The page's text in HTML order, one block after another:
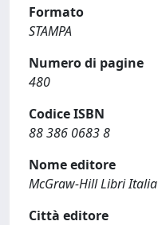
Formato
STAMPA
Numero di pagine
480
Codice ISBN
88 386 0683 8
Nome editore
McGraw-Hill Libri Italia
Città editore